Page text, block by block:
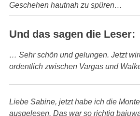
Geschehen hautnah zu spüren…
Und das sagen die Leser:
… Sehr schön und gelungen. Jetzt
ordentlich zwischen Vargas und
Liebe Sabine, jetzt habe ich die
ausgelesen. Das war so richtig